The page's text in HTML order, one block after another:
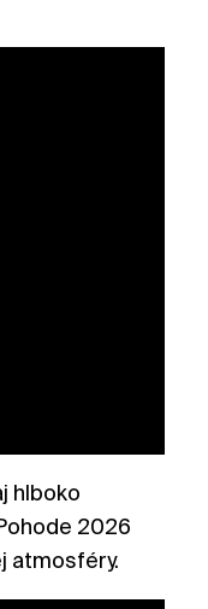
hlboko
2026
atmosféry.